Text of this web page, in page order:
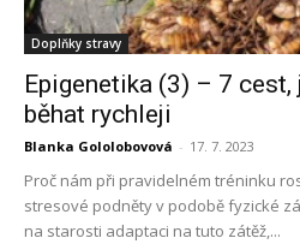
Doplňky stravy
Epigenetika (3) – 7 cest,
běhat rychleji
Blanka Gololobovová - 17. 7. 2023
Proč nám při pravidelném tréninku
stresové podněty v podobě fyzické
na starosti adaptaci na tuto zátěž,...